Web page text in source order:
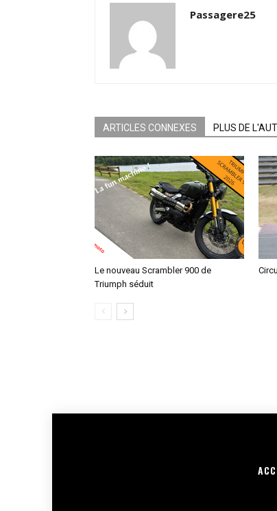
Passagere25
ARTICLES CONNEXES PLUS DE
Le nouveau Scrambler 900 de
Triumph séduit